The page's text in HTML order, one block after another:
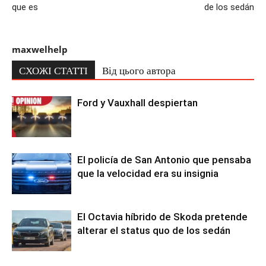
que es
de los sedán
maxwelhelp
СХОЖІ СТАТТІ Від цього автора
Ford y Vauxhall despiertan
El policía de San Antonio que pensaba
que la velocidad era su insignia
El Octavia híbrido de Skoda pretende
alterar el status quo de los sedán